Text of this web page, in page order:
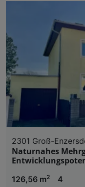
2301 Groß-
Naturnahes
126,56 m2
4